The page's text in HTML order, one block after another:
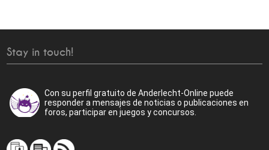
Stay in touch!
Con su perfil gratuito de Anderlecht-Online puede
responder a mensajes de noticias o publicaciones en
foros, participar en juegos y concursos.